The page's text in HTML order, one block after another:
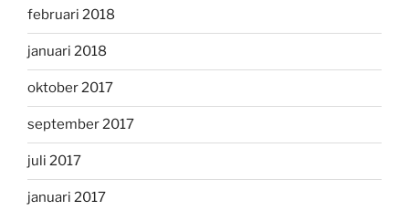
februari 2018
januari 2018
oktober 2017
september 2017
juli 2017
januari 2017